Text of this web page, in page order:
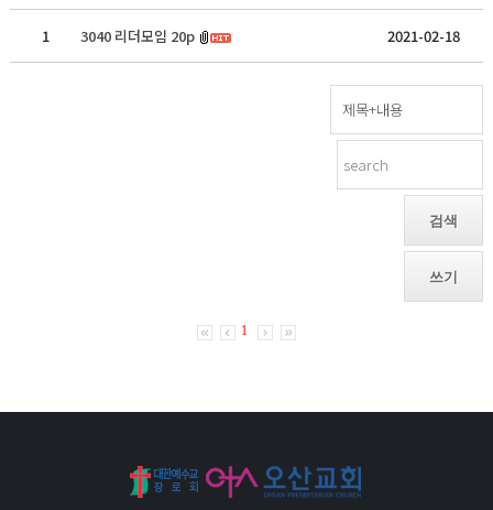
1 3040 리더모임 20p 2021-02-18
검색
쓰기
1